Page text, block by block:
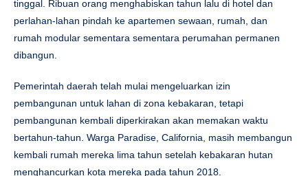
tinggal. Ribuan orang menghabiskan tahun lalu di hotel dan
perlahan-lahan pindah ke apartemen sewaan, rumah, dan
rumah modular sementara sementara perumahan permanen
dibangun.
Pemerintah daerah telah mulai mengeluarkan izin
pembangunan untuk lahan di zona kebakaran, tetapi
pembangunan kembali diperkirakan akan memakan waktu
bertahun-tahun. Warga Paradise, California, masih membangun
kembali rumah mereka lima tahun setelah kebakaran hutan
menghancurkan kota mereka pada tahun 2018.